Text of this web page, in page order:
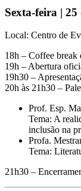
Sexta-feira |
Local: Centro de
18h – Coffee break
19h – Abertura
19h30 –
20h às 21h30 –
Prof. Esp.
Tema: A
inclusão na
Profa.
Tema:
21h30 –